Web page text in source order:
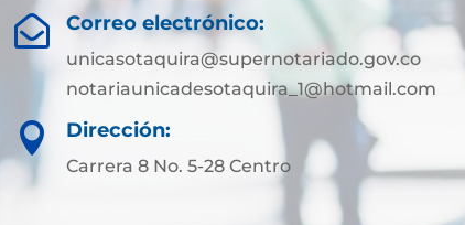
 Correo electrónico:
unicasotaquira@supernotariado.gov.co
notariaunicadesotaquira_1@hotmail.com
 Dirección:
Carrera 8 No. 5-28 Centro